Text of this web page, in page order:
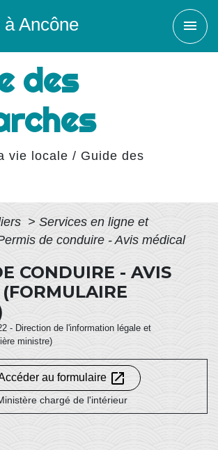
Ancône menu
des
vie locale / Guide des
> Services en ligne et
de conduire - Avis médical
CONDUIRE - AVIS
- Direction de l'information légale et
ministre)
au formulaire open_in_new
chargé de l'intérieur